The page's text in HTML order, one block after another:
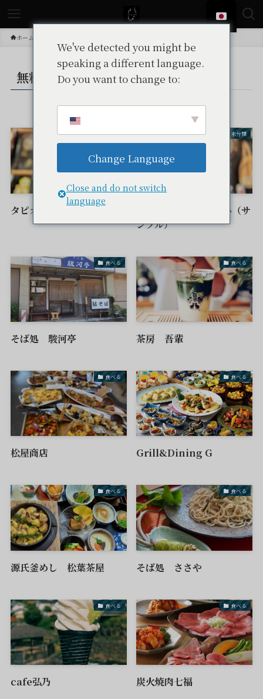
ホーム
無料（屋外 / 敷地内） – tax –
食べる
タピオカカフェ むすひ
未分類
タピオカカフェ むすひ（サ
ンプル）
食べる
そば処 駿河亭
食べる
茶房 吾輩
食べる
松屋商店
食べる
Grill&Dining G
食べる
源氏釜めし 松葉茶屋
食べる
そば処 ささや
食べる
cafe弘乃
食べる
炭火焼肉七福
We've detected you might be
speaking a different language.
Do you want to change to:
Change Language
Close and do not switch
language